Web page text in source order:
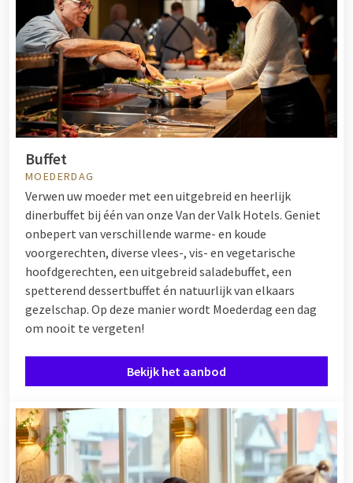
Buffet
MOEDERDAG
Verwen uw moeder met een uitgebreid en heerlijk
dinerbuffet bij één van onze Van der Valk Hotels. Geniet
onbepert van verschillende warme- en koude
voorgerechten, diverse vlees-, vis- en vegetarische
hoofdgerechten, een uitgebreid saladebuffet, een
spetterend dessertbuffet én natuurlijk van elkaars
gezelschap. Op deze manier wordt Moederdag een dag
om nooit te vergeten!
Bekijk het aanbod